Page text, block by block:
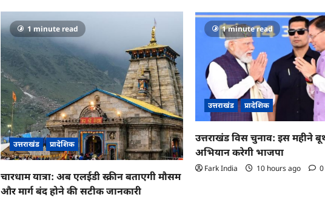
1 minute read
उत्तराखंड प्रादेशिक
चारधाम यात्रा: अब एलईडी स्क्रीन बताएगी मौसम
और मार्ग बंद होने की सटीक जानकारी
1 minute read
उत्तराखंड प्रादेशिक
उत्तराखंड विस चुनाव: इस महीने
अभियान करेगी भाजपा
Fark India 10 hours ago 0